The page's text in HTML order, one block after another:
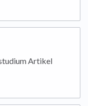
Artikel